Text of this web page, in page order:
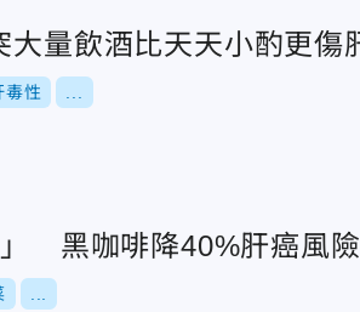
大量飲酒比天天小酌更傷
毒性
黑咖啡降40%肝癌風險